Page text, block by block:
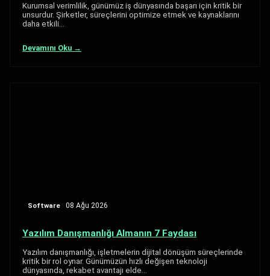
Kurumsal verimlilik, günümüz iş dünyasında başarı için kritik bir
unsurdur. Şirketler, süreçlerini optimize etmek ve kaynaklarını
daha etkili…
Devamını Oku →
Software 08 Ağu 2026
Yazılım Danışmanlığı Almanın 7 Faydası
Yazılım danışmanlığı, işletmelerin dijital dönüşüm süreçlerinde
kritik bir rol oynar. Günümüzün hızlı değişen teknoloji
dünyasında, rekabet avantajı elde…